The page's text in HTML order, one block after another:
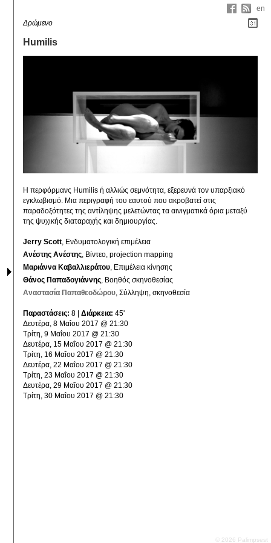
en
Δρώμενο
Humilis
Η περφόρμανς Humilis ή αλλιώς σεμνότητα, εξερευνά τον υπαρξιακό
εγκλωβισμό. Μια περιγραφή του εαυτού που ακροβατεί στις
παραδοξότητες της αντίληψης μελετώντας τα αινιγματικά όρια μεταξύ
της ψυχικής διαταραχής και δημιουργίας.
Jerry Scott, Ενδυματολογική επιμέλεια
Ανέστης Ανέστης, Βίντεο, projection mapping
Μαριάννα Καβαλλιεράτου, Επιμέλεια κίνησης
Θάνος Παπαδογιάννης, Βοηθός σκηνοθεσίας
Αναστασία Παπαθεοδώρου, Σύλληψη, σκηνοθεσία
Παραστάσεις: 8 | Διάρκεια: 45'
Δευτέρα, 8 Μαΐου 2017 @ 21:30
Τρίτη, 9 Μαΐου 2017 @ 21:30
Δευτέρα, 15 Μαΐου 2017 @ 21:30
Τρίτη, 16 Μαΐου 2017 @ 21:30
Δευτέρα, 22 Μαΐου 2017 @ 21:30
Τρίτη, 23 Μαΐου 2017 @ 21:30
Δευτέρα, 29 Μαΐου 2017 @ 21:30
Τρίτη, 30 Μαΐου 2017 @ 21:30
© 2026 Palimpsest